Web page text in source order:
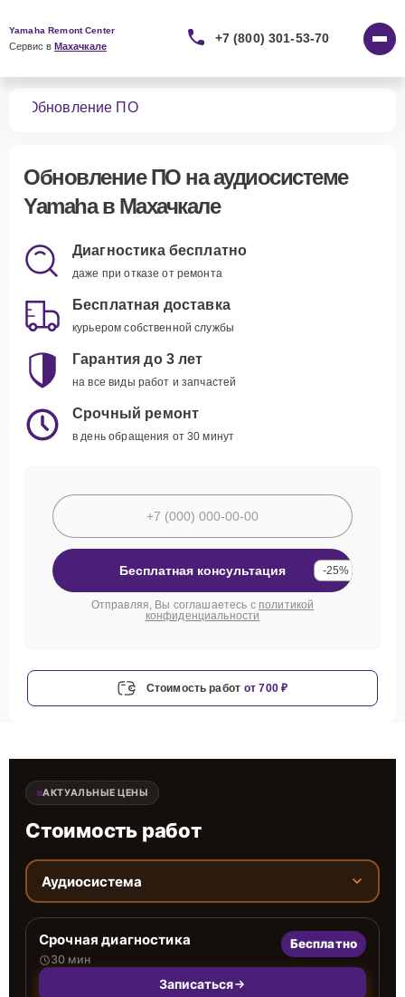
Yamaha Remont Center
Сервис в Махачкале
+7 (800) 301-53-70
Обновление ПО
Обновление ПОна аудиосистеме
Yamaha в Махачкале
Диагностика бесплатно
даже при отказе от ремонта
Бесплатная доставка
курьером собственной службы
Гарантия до 3 лет
на все виды работ и запчастей
Срочный ремонт
в день обращения от 30 минут
Бесплатная консультация -25%
Отправляя, Вы соглашаетесь с политикой
конфиденциальности
Стоимость работ от 700 ₽
АКТУАЛЬНЫЕ ЦЕНЫ
Стоимость работ
Аудиосистема
Срочная диагностика
30 мин
Бесплатно
Записаться